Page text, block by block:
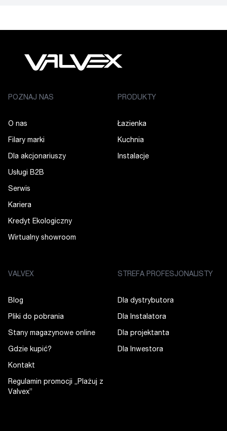
POZNAJ NAS
O nas
Filary marki
Dla akcjonariuszy
Usługi B2B
Serwis
Kariera
Kredyt Ekologiczny
Wirtualny showroom
PRODUKTY
Łazienka
Kuchnia
Instalacje
VALVEX
Blog
Pliki do pobrania
Stany magazynowe online
Gdzie kupić?
Kontakt
Regulamin promocji „Plażuj z
Valvex”
STREFA PROFESJONALISTY
Dla dystrybutora
Dla Instalatora
Dla projektanta
Dla Inwestora